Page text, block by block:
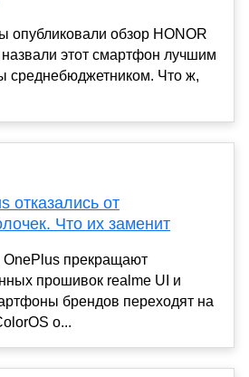
обзор HONOR
этот смартфон лучшим
среднебюджетником. Что ж,
отказались от
Что их заменит
OnePlus прекращают
прошивок realme UI и
брендов переходят на
о...